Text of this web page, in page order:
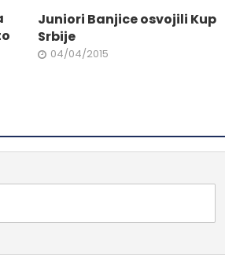
Juniori Banjice osvojili Kup
Srbije
04/04/2015